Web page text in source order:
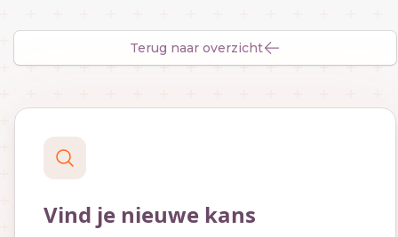
Terug naar overzicht
Vind je nieuwe kans